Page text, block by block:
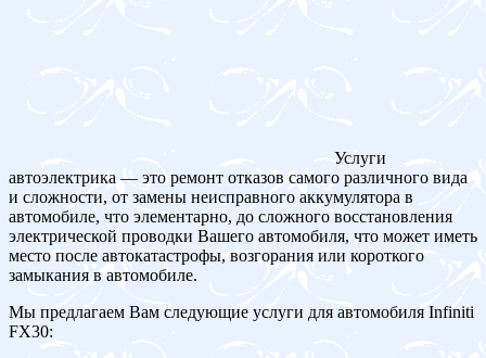
Услуги
автоэлектрика — это ремонт отказов самого различного вида
и сложности, от замены неисправного аккумулятора в
автомобиле, что элементарно, до сложного восстановления
электрической проводки Вашего автомобиля, что может иметь
место после автокатастрофы, возгорания или короткого
замыкания в автомобиле.
Мы предлагаем Вам следующие услуги для автомобиля Infiniti
FX30: